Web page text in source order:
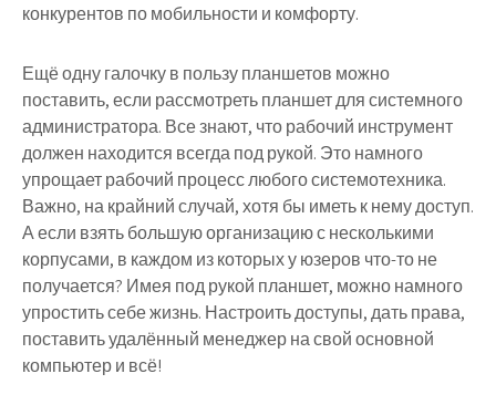
конкурентов по мобильности и комфорту.
Ещё одну галочку в пользу планшетов можно
поставить, если рассмотреть планшет для системного
администратора. Все знают, что рабочий инструмент
должен находится всегда под рукой. Это намного
упрощает рабочий процесс любого системотехника.
Важно, на крайний случай, хотя бы иметь к нему доступ.
А если взять большую организацию с несколькими
корпусами, в каждом из которых у юзеров что-то не
получается? Имея под рукой планшет, можно намного
упростить себе жизнь. Настроить доступы, дать права,
поставить удалённый менеджер на свой основной
компьютер и всё!